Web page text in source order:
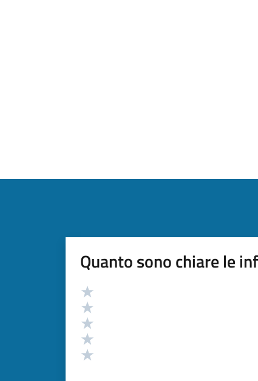
Quanto sono chiare le
Valutazione